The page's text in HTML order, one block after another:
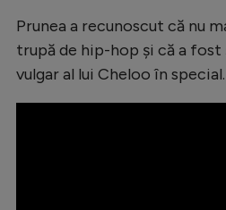
Intră în cont
Creează cont
Prunea a recunoscut că nu
trupă de hip-hop și că a fost
vulgar al lui Cheloo în special.